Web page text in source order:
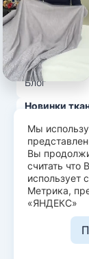
Вопрос-ответ
Возврат и
Личный
Ткани оптом
Блог
Новинки
Распродажа
Лидеры
© Арт Текс —
Политика
Разработка
Мы
Вы
считать что
использует
Метрика,
«ЯНДЕКС»